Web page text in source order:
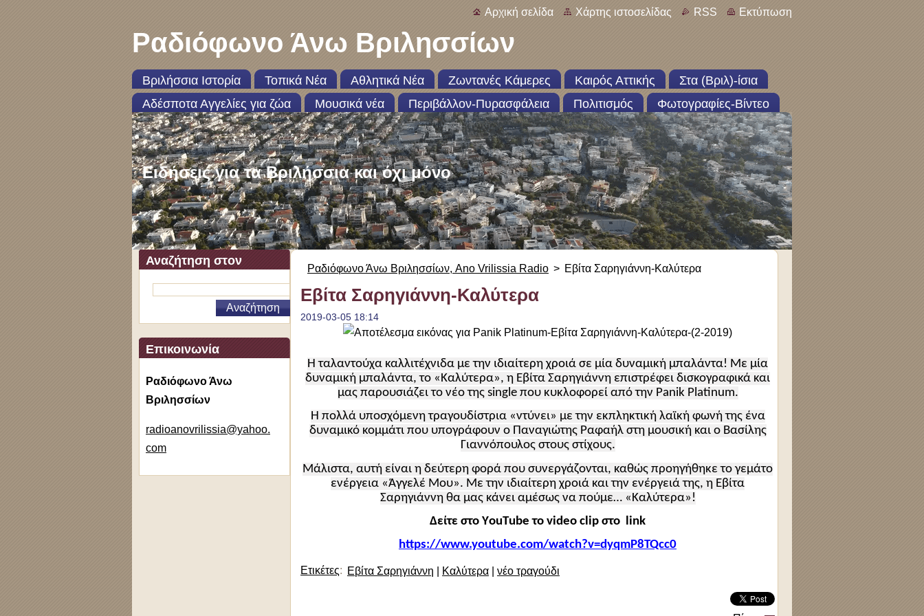
Αρχική σελίδα Χάρτης ιστοσελίδας RSS Εκτύπωση
Ραδιόφωνο Άνω Βριλησσίων
Βριλήσσια Ιστορία Τοπικά Νέα Αθλητικά Νέα Ζωντανές Κάμερες Καιρός Αττικής
Στα (Βριλ)-ίσια
Αδέσποτα Αγγελίες για ζώα
Μουσικά νέα Περιβάλλον-Πυρασφάλεια Πολιτισμός Φωτογραφίες-Βίντεο
Ειδήσεις για τα Βριλήσσια και όχι μόνο
Αναζήτηση στον
ιστότοπο
Επικοινωνία
Ραδιόφωνο Άνω
Βριλησσίων
radioanovrilissia@yahoo.
com
Ραδιόφωνο Άνω Βριλησσίων, Ano Vrilissia Radio > Εβίτα Σαρηγιάννη-Καλύτερα
Εβίτα Σαρηγιάννη-Καλύτερα
2019-03-05 18:14
Η ταλαντούχα καλλιτέχνιδα με την ιδιαίτερη χροιά σε μία δυναμική μπαλάντα! Με μία
δυναμική μπαλάντα, το «Καλύτερα», η Εβίτα Σαρηγιάννη επιστρέφει δισκογραφικά και
μας παρουσιάζει το νέο της single που κυκλοφορεί από την Panik Platinum.
Η πολλά υποσχόμενη τραγουδίστρια «ντύνει» με την εκπληκτική λαϊκή φωνή της ένα
δυναμικό κομμάτι που υπογράφουν ο Παναγιώτης Ραφαήλ στη μουσική και ο Βασίλης
Γιαννόπουλος στους στίχους.
Μάλιστα, αυτή είναι η δεύτερη φορά που συνεργάζονται, καθώς προηγήθηκε το γεμάτο
ενέργεια «Άγγελέ Μου». Με την ιδιαίτερη χροιά και την ενέργειά της, η Εβίτα
Σαρηγιάννη θα μας κάνει αμέσως να πούμε… «Καλύτερα»!
Δείτε στο ΥouΤube το video clip στο link
https://www.youtube.com/watch?v=dyqmP8TQcc0
Ετικέτες: Εβίτα Σαρηγιάννη Καλύτερα νέο τραγούδι